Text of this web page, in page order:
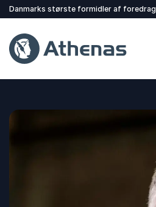
Danmarks største formidler af foredrag